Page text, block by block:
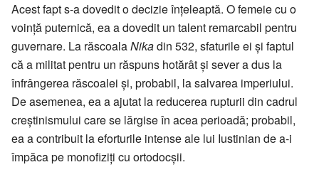
Acest fapt s-a dovedit o decizie înțeleaptă. O femeie cu o
voință puternică, ea a dovedit un talent remarcabil pentru
guvernare. La răscoalaNikadin 532, sfaturile ei și faptul
că a militat pentru un răspuns hotărât și sever a dus la
înfrângerea răscoalei și, probabil, la salvarea imperiului.
De asemenea, ea a ajutat la reducerea rupturii din cadrul
creștinismului care se lărgise în acea perioadă; probabil,
ea a contribuit la eforturile intense ale lui Iustinian de a-i
împăca pe monofiziți cu ortodocșii.